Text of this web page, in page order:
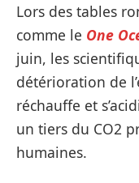
Lors des tables
comme le One
juin, les
détérioration de
réchauffe et
un tiers du CO2
humaines.